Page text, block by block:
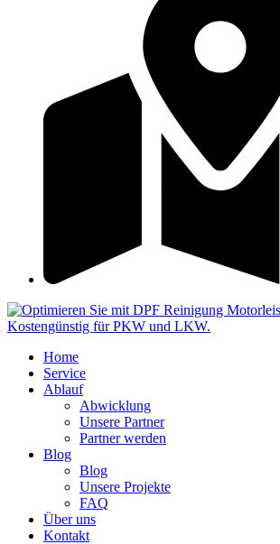
Home
Service
Ablauf
Abwicklung
Unsere Partner
Partner werden
Blog
Blog
Unsere Projekte
FAQ
Über uns
Kontakt